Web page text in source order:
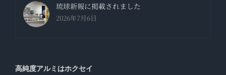
琉球新報に掲載されました
2026年7月6日
高純度アルミはホクセイ